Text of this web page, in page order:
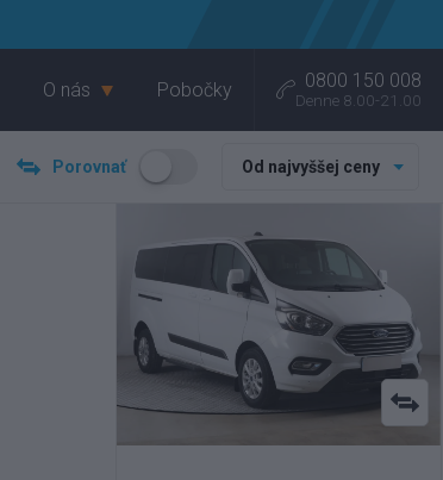
O nás Pobočky 0800 150 008
Denne 8.00-21.00
Porovnať Od najvyššej ceny